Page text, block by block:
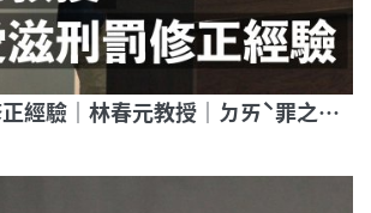
國際愛滋刑罰修正經驗｜林春元教授｜ㄉㄞˋ罪之身｜帶你走進愛滋條例第21條審判現場